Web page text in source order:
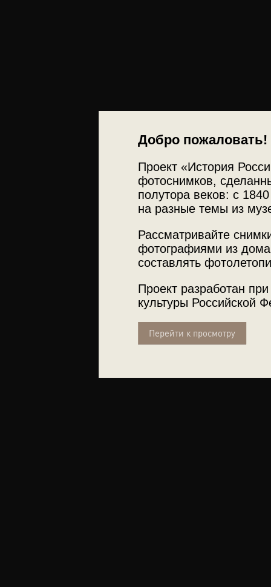
Добро пожаловать!
Проект «История
фотоснимков,
полутора веков: с
на разные темы из
Рассматривайте
фотографиями из
составлять
Проект разработан
культуры Российской
Перейти к просмотру